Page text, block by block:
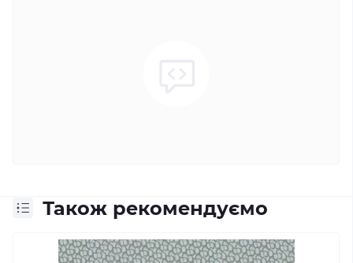
Також рекомендуємо